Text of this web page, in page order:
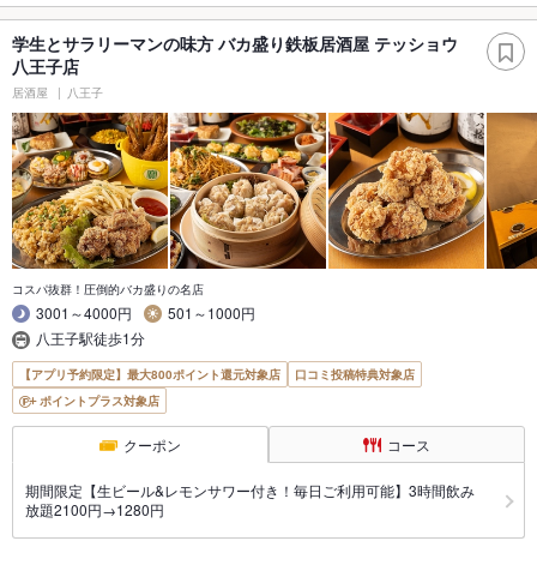
学生とサラリーマンの味方 バカ盛り鉄板居酒屋 テッショウ
八王子店
居酒屋 八王子
コスパ抜群！圧倒的バカ盛りの名店
3001～4000円
501～1000円
八王子駅徒歩1分
【アプリ予約限定】最大800ポイント還元対象店
口コミ投稿特典対象店
ポイントプラス対象店
クーポン コース
期間限定【生ビール&レモンサワー付き！毎日ご利用可能】3時間飲み
放題2100円→1280円